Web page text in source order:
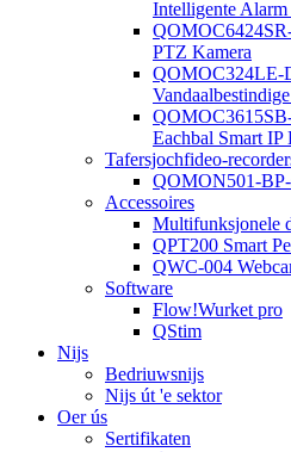
Intelligente
PTZ Kamera
QOMOC324LE-
Eachbal Smart IP
Tafersjochfideo-
QOMON501-
Accessoires
Multifunksjonele
QPT200 Smart
QWC-004
Software
Flow!Wurket pro
QStim
Nijs
Bedriuwsnijs
Nijs út 'e sektor
Oer ús
Sertifikaten